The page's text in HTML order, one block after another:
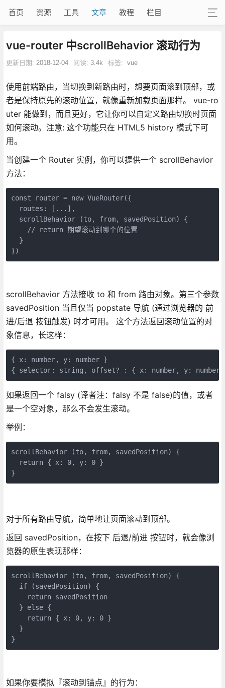
首页 资源 工具 文章 教程 栏目
vue-router 中scrollBehavior 滚动行为
更新日期: 2018-12-04 阅读: 3.4k 标签: vue
使用前端路由，当切换到新路由时，想要页面滚到顶部，或
者是保持原先的滚动位置，就像重新加载页面那样。 vue-ro
uter 能做到，而且更好，它让你可以自定义路由切换时页面
如何滚动。注意: 这个功能只在 HTML5 history 模式下可
用。
当创建一个 Router 实例，你可以提供一个 scrollBehavior
方法：
const router = new VueRouter({
  routes: [...],
  scrollBehavior (to, from, savedPosition) {
    // return 期望滚动到哪个的位置
  }
})
scrollBehavior 方法接收 to 和 from 路由对象。第三个参数
savedPosition 当且仅当 popstate 导航 (通过浏览器的 前
进/后退 按钮触发) 时才可用。 这个方法返回滚动位置的对
象信息，长这样：
{ x: number, y: number }
{ selector: string, offset? : { x: number, y: number
如果返回一个 falsy (译者注：falsy 不是 false)的值，或者
是一个空对象，那么不会发生滚动。
举例：
scrollBehavior (to, from, savedPosition) {
  return { x: 0, y: 0 }
}
对于所有路由导航，简单地让页面滚动到顶部。
返回 savedPosition，在按下 后退/前进 按钮时，就会像浏
览器的原生表现那样：
scrollBehavior (to, from, savedPosition) {
  if (savedPosition) {
    return savedPosition
  } else {
    return { x: 0, y: 0 }
  }
}
如果你要模拟『滚动到锚点』的行为：